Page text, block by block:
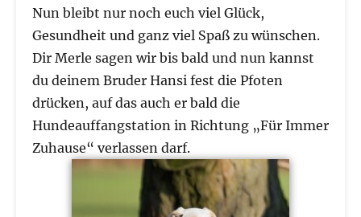
Nun bleibt nur noch euch viel Glück,
Gesundheit und ganz viel Spaß zu wünschen.
Dir Merle sagen wir bis bald und nun kannst
du deinem Bruder Hansi fest die Pfoten
drücken, auf das auch er bald die
Hundeauffangstation in Richtung „Für Immer
Zuhause“ verlassen darf.